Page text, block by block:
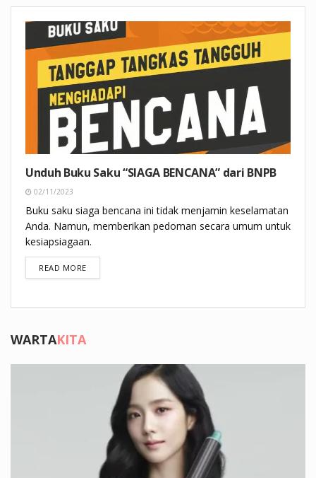
Unduh Buku Saku “SIAGA BENCANA” dari BNPB
02/11/2023
Buku saku siaga bencana ini tidak menjamin keselamatan
Anda. Namun, memberikan pedoman secara umum untuk
kesiapsiagaan.
READ MOREDETAILS
WARTAKITA